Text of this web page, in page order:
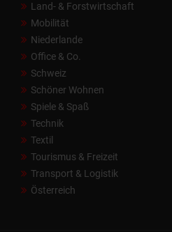
Land- & Forstwirtschaft
Mobilität
Niederlande
Office & Co.
Schweiz
Schöner Wohnen
Spiele & Spaß
Technik
Textil
Tourismus & Freizeit
Transport & Logistik
Österreich